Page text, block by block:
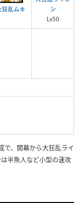
狂乱ムキ
ン
Lv50
で、開幕から大狂乱ライ
半魚人など小型の速攻